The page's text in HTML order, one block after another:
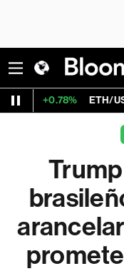
ETH/USD 1,916.615